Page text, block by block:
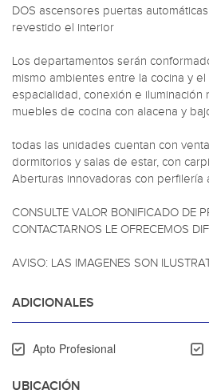
DOS ascensores puertas
revestido el interior
Los departamentos serán
mismo ambientes entre la cocina y
espacialidad, conexión e iluminación
muebles de cocina con alacena y
todas las unidades cuentan con
dormitorios y salas de estar, con
Aberturas innovadoras con perfilería
CONSULTE VALOR BONIFICADO DE
CONTACTARNOS LE OFRECEMOS
AVISO: LAS IMAGENES SON
ADICIONALES
Apto Profesional
UBICACIÓN